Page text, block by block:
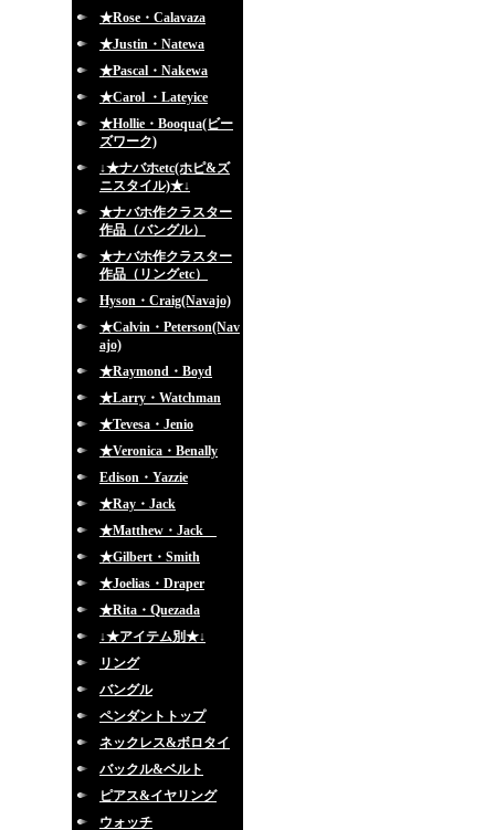
★Rose・Calavaza
★Justin・Natewa
★Pascal・Nakewa
★Carol ・Lateyice
★Hollie・Booqua(ビー
ズワーク)
↓★ナバホetc(ホピ&ズ
ニスタイル)★↓
★ナバホ作クラスター
作品（バングル）
★ナバホ作クラスター
作品（リングetc）
Hyson・Craig(Navajo)
★Calvin・Peterson(Nav
ajo)
★Raymond・Boyd
★Larry・Watchman
★Tevesa・Jenio
★Veronica・Benally
Edison・Yazzie
★Ray・Jack
★Matthew・Jack
★Gilbert・Smith
★Joelias・Draper
★Rita・Quezada
↓★アイテム別★↓
リング
バングル
ペンダントトップ
ネックレス&ボロタイ
バックル&ベルト
ピアス&イヤリング
ウォッチ